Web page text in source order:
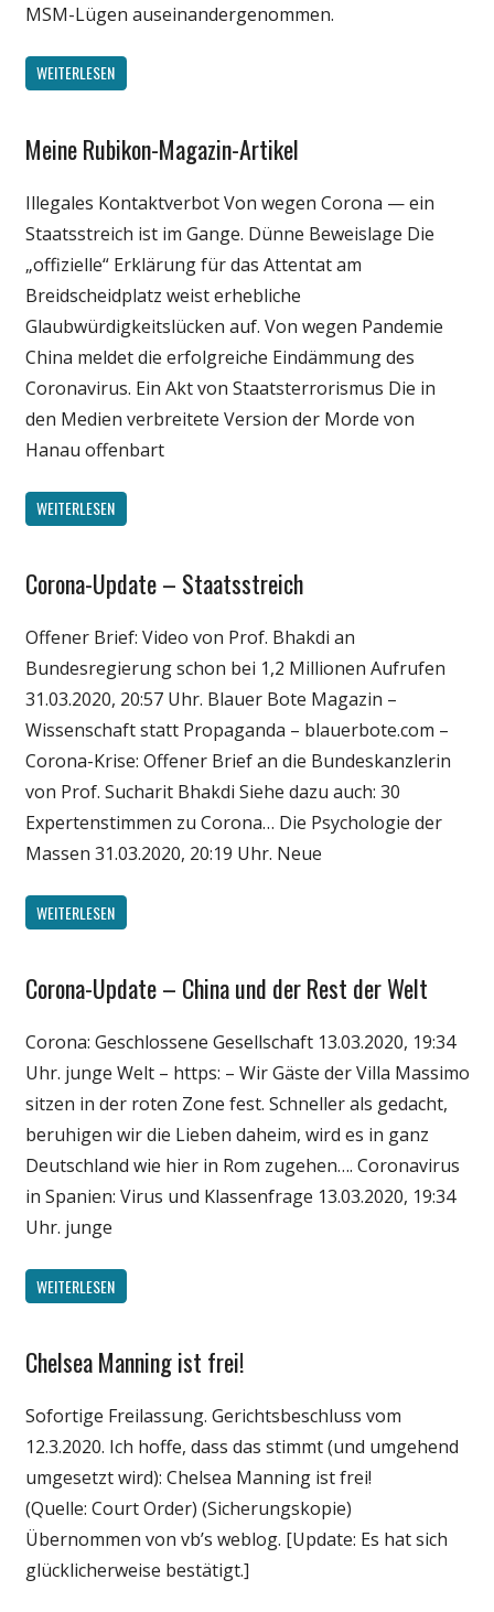
MSM-Lügen auseinandergenommen.
WEITERLESEN
Gesellschaft
Politik
Wissenschaft
Meine Rubikon-Magazin-Artikel
Illegales Kontaktverbot Von wegen Corona — ein
Staatsstreich ist im Gange. Dünne Beweislage Die
„offizielle“ Erklärung für das Attentat am
Breidscheidplatz weist erhebliche
Glaubwürdigkeitslücken auf. Von wegen Pandemie
China meldet die erfolgreiche Eindämmung des
Coronavirus. Ein Akt von Staatsterrorismus Die in
den Medien verbreitete Version der Morde von
Hanau offenbart
WEITERLESEN
Gesellschaft
Politik
Wirtschaft
Wissenschaft
Corona-Update – Staatsstreich
Offener Brief: Video von Prof. Bhakdi an
Bundesregierung schon bei 1,2 Millionen Aufrufen
31.03.2020, 20:57 Uhr. Blauer Bote Magazin –
Wissenschaft statt Propaganda – blauerbote.com –
Corona-Krise: Offener Brief an die Bundeskanzlerin
von Prof. Sucharit Bhakdi Siehe dazu auch: 30
Expertenstimmen zu Corona… Die Psychologie der
Massen 31.03.2020, 20:19 Uhr. Neue
WEITERLESEN
Gesellschaft
Politik
Wissenschaft
Corona-Update – China und der Rest der Welt
Corona: Geschlossene Gesellschaft 13.03.2020, 19:34
Uhr. junge Welt – https: – Wir Gäste der Villa Massimo
sitzen in der roten Zone fest. Schneller als gedacht,
beruhigen wir die Lieben daheim, wird es in ganz
Deutschland wie hier in Rom zugehen…. Coronavirus
in Spanien: Virus und Klassenfrage 13.03.2020, 19:34
Uhr. junge
WEITERLESEN
Gesellschaft
Chelsea Manning ist frei!
Sofortige Freilassung. Gerichtsbeschluss vom
12.3.2020. Ich hoffe, dass das stimmt (und umgehend
umgesetzt wird): Chelsea Manning ist frei!
(Quelle: Court Order) (Sicherungskopie)
Übernommen von vb’s weblog. [Update: Es hat sich
glücklicherweise bestätigt.]